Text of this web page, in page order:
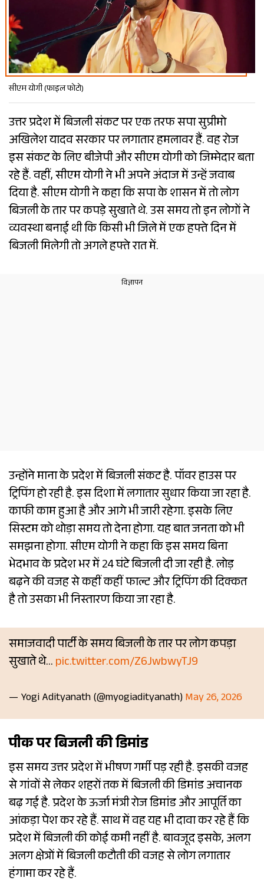
सीएम योगी (फाइल फोटो)
उत्तर प्रदेश में बिजली संकट पर एक तरफ सपा सुप्रीमो
अखिलेश यादव सरकार पर लगातार हमलावर हैं. वह रोज
इस संकट के लिए बीजेपी और सीएम योगी को जिम्मेदार बता
रहे हैं. वहीं, सीएम योगी ने भी अपने अंदाज में उन्हें जवाब
दिया है. सीएम योगी ने कहा कि सपा के शासन में तो लोग
बिजली के तार पर कपड़े सुखाते थे. उस समय तो इन लोगों ने
व्यवस्था बनाई थी कि किसी भी जिले में एक हफ्ते दिन में
बिजली मिलेगी तो अगले हफ्ते रात में.
उन्होंने माना के प्रदेश में बिजली संकट है. पॉवर हाउस पर
ट्रिपिंग हो रही है. इस दिशा में लगातार सुधार किया जा रहा है.
काफी काम हुआ है और आगे भी जारी रहेगा. इसके लिए
सिस्टम को थोड़ा समय तो देना होगा. यह बात जनता को भी
समझना होगा. सीएम योगी ने कहा कि इस समय बिना
भेदभाव के प्रदेश भर में 24 घंटे बिजली दी जा रही है. लोड़
बढ़ने की वजह से कहीं कहीं फाल्ट और ट्रिपिंग की दिक्कत
है तो उसका भी निस्तारण किया जा रहा है.
समाजवादी पार्टी के समय बिजली के तार पर लोग कपड़ा
सुखाते थे…pic.twitter.com/Z6JwbwyTJ9
— Yogi Adityanath (@myogiadityanath)May 26, 2026
पीक पर बिजली की डिमांड
इस समय उत्तर प्रदेश में भीषण गर्मी पड़ रही है. इसकी वजह
से गांवों से लेकर शहरों तक में बिजली की डिमांड अचानक
बढ़ गई है. प्रदेश के ऊर्जा मंत्री रोज डिमांड और आपूर्ति का
आंकड़ा पेश कर रहे हैं. साथ में वह यह भी दावा कर रहे हैं कि
प्रदेश में बिजली की कोई कमी नहीं है. बावजूद इसके, अलग
अलग क्षेत्रों में बिजली कटौती की वजह से लोग लगातार
हंगामा कर रहे हैं.